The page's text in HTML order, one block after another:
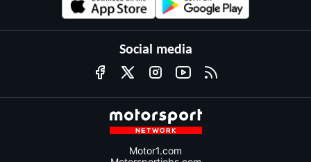
Social media
Motor1.com